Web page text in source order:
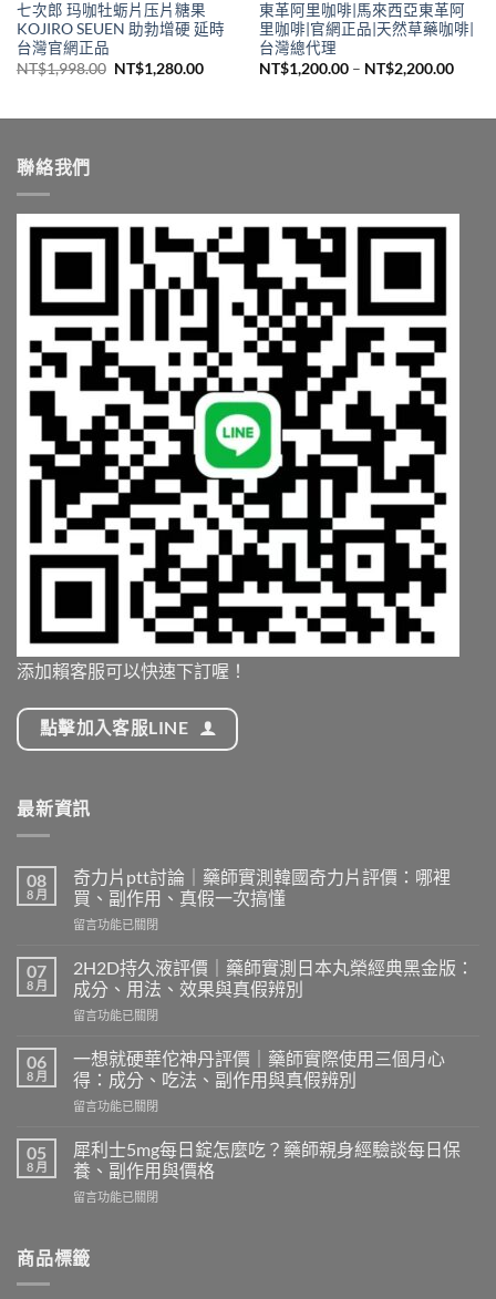
七次郎 玛咖牡蛎片压片糖果
KOJIRO SEUEN 助勃增硬 延時
台灣官網正品
NT$1,998.00 原
NT$1,280.00目
東革阿里咖啡|馬來西亞東革阿
里咖啡|官網正品|天然草藥咖啡|
台灣總代理
NT$1,200.00 – NT$2,200.00價
聯絡我們
添加賴客服可以快速下訂喔！
點擊加入客服LINE
最新資訊
08
8 月
奇力片ptt討論｜藥師實測韓國奇力片評價：哪裡
買、副作用、真假一次搞懂
在
力
片
ptt
討
藥
師
實
韓
國
力
價：
留言功能已關閉
07
8 月
2H2D持久液評價｜藥師實測日本丸榮經典黑金版：
成分、用法、效果與真假辨別
在
久
液
評
｜
藥
師
實
本
留言功能已關閉
06
8 月
一想就硬華佗神丹評價｜藥師實際使用三個月心
得：成分、吃法、副作用與真假辨別
在
想
就
硬
華
丹
留言功能已關閉
05
8 月
犀利士5mg每日錠怎麼吃？藥師親身經驗談每日保
養、副作用與價格
在
士
5mg
留言功能已關閉
商品標籤